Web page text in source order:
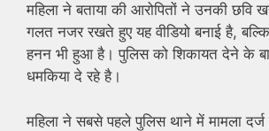
महिला ने बताया की आरोपितों ने उनकी छवि
गलत नजर रखते हुए यह वीडियो बनाई है,
हनन भी हुआ है। पुलिस को शिकायत देने के
धमकिया दे रहे है।
महिला ने सबसे पहले पुलिस थाने में मामला